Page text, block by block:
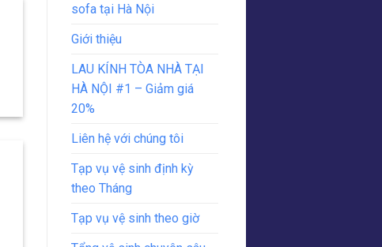
sofa tại Hà Nội
Giới thiệu
LAU KÍNH TÒA NHÀ TẠI
HÀ NỘI #1 – Giảm giá
20%
Liên hệ với chúng tôi
Tạp vụ vệ sinh định kỳ
theo Tháng
Tạp vụ vệ sinh theo giờ